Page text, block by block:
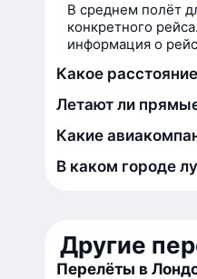
В среднем полёт
конкретного
информация о
Какое
Летают ли
Какие
В каком городе
Другие
Перелёты в